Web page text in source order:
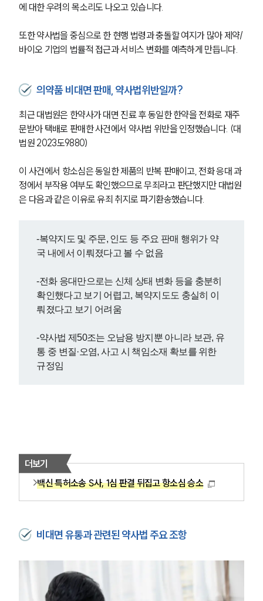
에 대한 우려의 목소리도 나오고 있습니다.
또한 약사법을 중심으로 한 현행 법령과 충돌할 여지가 많아 제약/
바이오 기업의 법률적 접근과 서비스 변화를 예측하게 만듭니다.
의약품 비대면 판매, 약사법위반일까?
최근 대법원은 한약사가 대면 진료 후 동일한 한약을 전화로 재주
문받아 택배로 판매한 사건에서 약사법 위반을 인정했습니다. (대
법원 2023도9880)
이 사건에서 항소심은 동일한 제품의 반복 판매이고, 전화 응대 과
정에서 부작용 여부도 확인했으므로 무죄라고 판단했지만 대법원
은 다음과 같은 이유로 유죄 취지로 파기환송했습니다.
-복약지도 및 주문, 인도 등 주요 판매 행위가 약
국 내에서 이뤄졌다고 볼 수 없음
-전화 응대만으로는 신체 상태 변화 등을 충분히
확인했다고 보기 어렵고, 복약지도도 충실히 이
뤄졌다고 보기 어려움
-약사법 제50조는 오남용 방지뿐 아니라 보관, 유
통 중 변질·오염, 사고 시 책임소재 확보를 위한
규정임
더보기
백신 특허소송 S사, 1심 판결 뒤집고 항소심 승소
비대면 유통과 관련된 약사법 주요 조항